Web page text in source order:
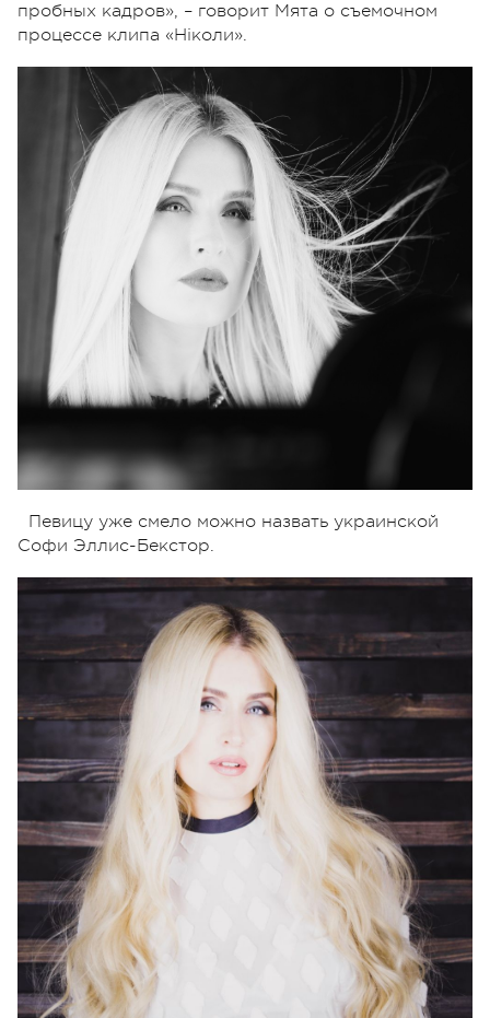
пробных кадров», – говорит Мята о съемочном
процессе клипа «Нiколи».
Певицу уже смело можно назвать украинской
Софи Эллис-Бекстор.